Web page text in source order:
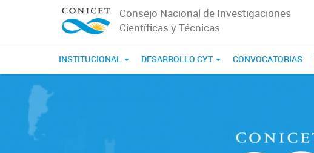
Consejo Nacional de Investigaciones
Científicas y Técnicas
INSTITUCIONAL DESARROLLO CYT CONVOCATORIAS